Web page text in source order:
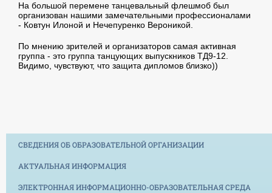
На большой перемене танцевальный флешмоб был
организован нашими замечательными профессионалами
- Ковтун Илоной и Нечепуренко Вероникой.
По мнению зрителей и организаторов самая активная
группа - это группа танцующих выпускников ТД9-12.
Видимо, чувствуют, что защита дипломов близко))
СВЕДЕНИЯ ОБ ОБРАЗОВАТЕЛЬНОЙ ОРГАНИЗАЦИИ
АКТУАЛЬНАЯ ИНФОРМАЦИЯ
ЭЛЕКТРОННАЯ ИНФОРМАЦИОННО-ОБРАЗОВАТЕЛЬНАЯ СРЕДА